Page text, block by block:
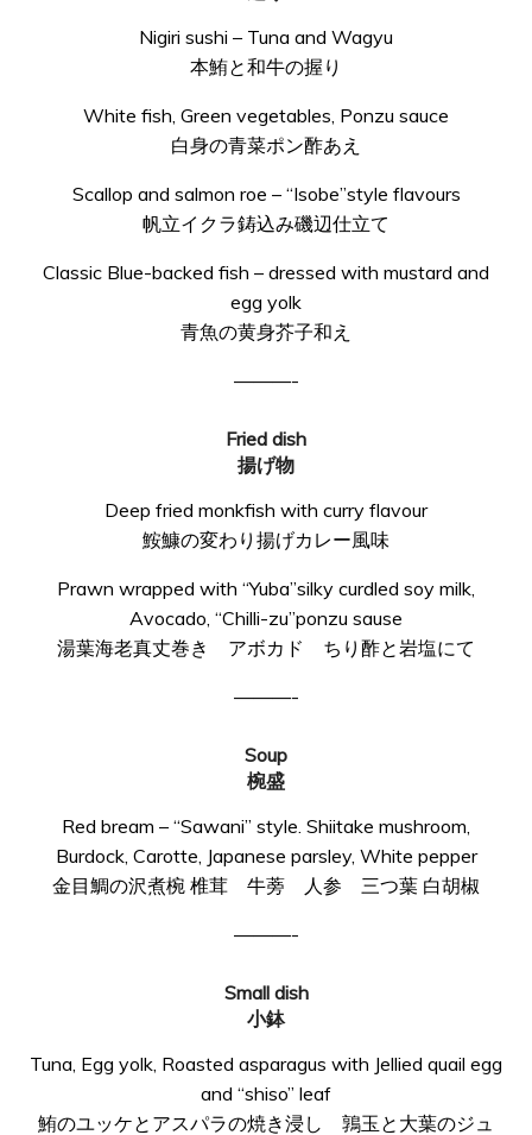
Nigiri sushi – Tuna and Wagyu
本鮪と和牛の握り
White fish, Green vegetables, Ponzu sauce
白身の青菜ポン酢あえ
Scallop and salmon roe – “Isobe”style flavours
帆立イクラ鋳込み磯辺仕立て
Classic Blue-backed fish – dressed with mustard and
egg yolk
青魚の黄身芥子和え
———-
Fried dish
揚げ物
Deep fried monkfish with curry flavour
鮟鱇の変わり揚げカレー風味
Prawn wrapped with “Yuba”silky curdled soy milk,
Avocado, “Chilli-zu”ponzu sause
湯葉海老真丈巻き アボカド ちり酢と岩塩にて
———-
Soup
椀盛
Red bream – “Sawani” style. Shiitake mushroom,
Burdock, Carotte, Japanese parsley, White pepper
金目鯛の沢煮椀 椎茸 牛蒡 人参 三つ葉 白胡椒
———-
Small dish
小鉢
Tuna, Egg yolk, Roasted asparagus with Jellied quail egg
and “shiso” leaf
鮪のユッケとアスパラの焼き浸し 鶉玉と大葉のジュ